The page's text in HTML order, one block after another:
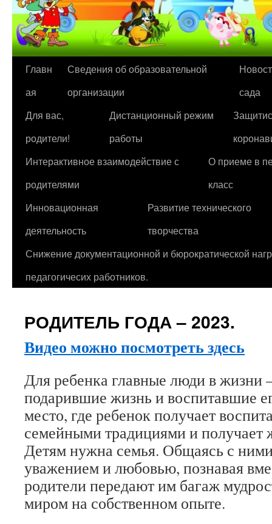
Перейти
содержимому
Главн
ая
Сведения об образовательной
организации
сада
Для вас,
родители!
Дистанционный режим
работы
Интерактивное взаимодействие с
родителями
О приеме в
класс
Инновационная
деятельность
Развитие технического
творчества
Снижение документационной и бюрократической
педагогичесих работников.
РОДИТЕЛЬ ГОДА – 2023.
Видео можно посмотреть здесь
Для ребенка главные люди в жизни
подарившие жизнь и воспитавшие
место, где ребенок получает
семейными традициями и
Детям нужна семья. Общаясь с
уважением и любовью, познавая
родители передают им багаж
миром на собственном опыте.